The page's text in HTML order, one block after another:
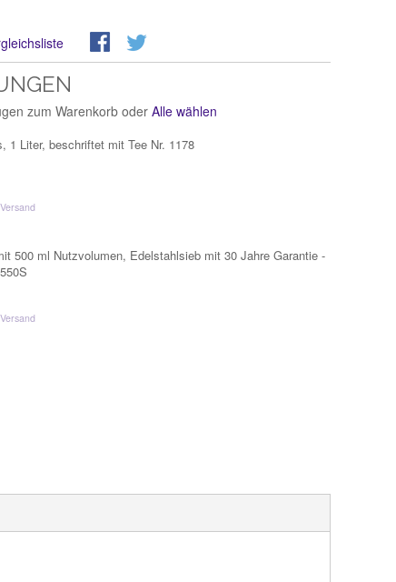
zum Warenkorb oderAlle wählen
1 Liter, beschriftet mit Tee Nr. 1178
500 ml Nutzvolumen, Edelstahlsieb mit 30 Jahre Garantie -